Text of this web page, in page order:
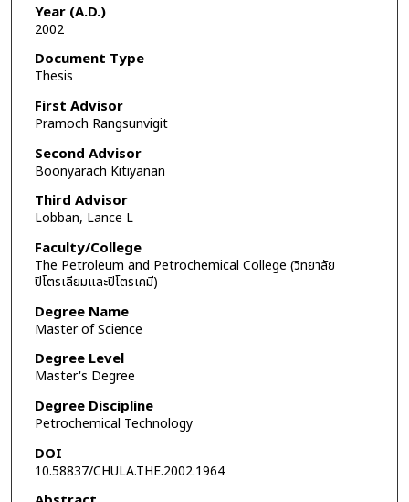
Year (A.D.)
2002
Document Type
Thesis
First Advisor
Pramoch Rangsunvigit
Second Advisor
Boonyarach Kitiyanan
Third Advisor
Lobban, Lance L
Faculty/College
The Petroleum and Petrochemical College (วิทยาลัย
ปิโตรเลียมและปิโตรเคมี)
Degree Name
Master of Science
Degree Level
Master's Degree
Degree Discipline
Petrochemical Technology
DOI
10.58837/CHULA.THE.2002.1964